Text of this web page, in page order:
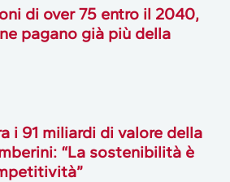
di over 75 entro il 2040,
pagano già più della
i 91 miliardi di valore della
“La sostenibilità è